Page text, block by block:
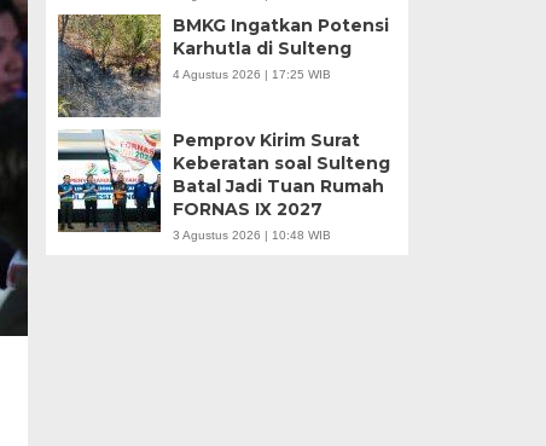
BMKG Ingatkan Potensi
Karhutla di Sulteng
4 Agustus 2026 | 17:25 WIB
Pemprov Kirim Surat
Keberatan soal Sulteng
Batal Jadi Tuan Rumah
FORNAS IX 2027
3 Agustus 2026 | 10:48 WIB